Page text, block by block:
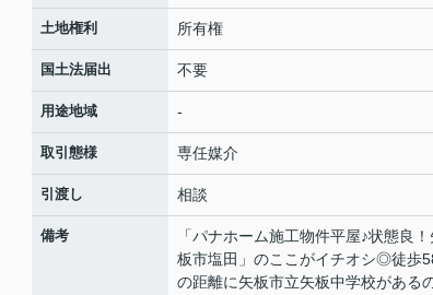
土地権利 所有権
国土法届出 不要
用途地域 -
取引態様 専任媒介
引渡し 相談
備考
「パナホーム施工物件平屋♪状態良！
板市塩田」のここがイチオシ◎徒歩
の距離に矢板市立矢板中学校がある